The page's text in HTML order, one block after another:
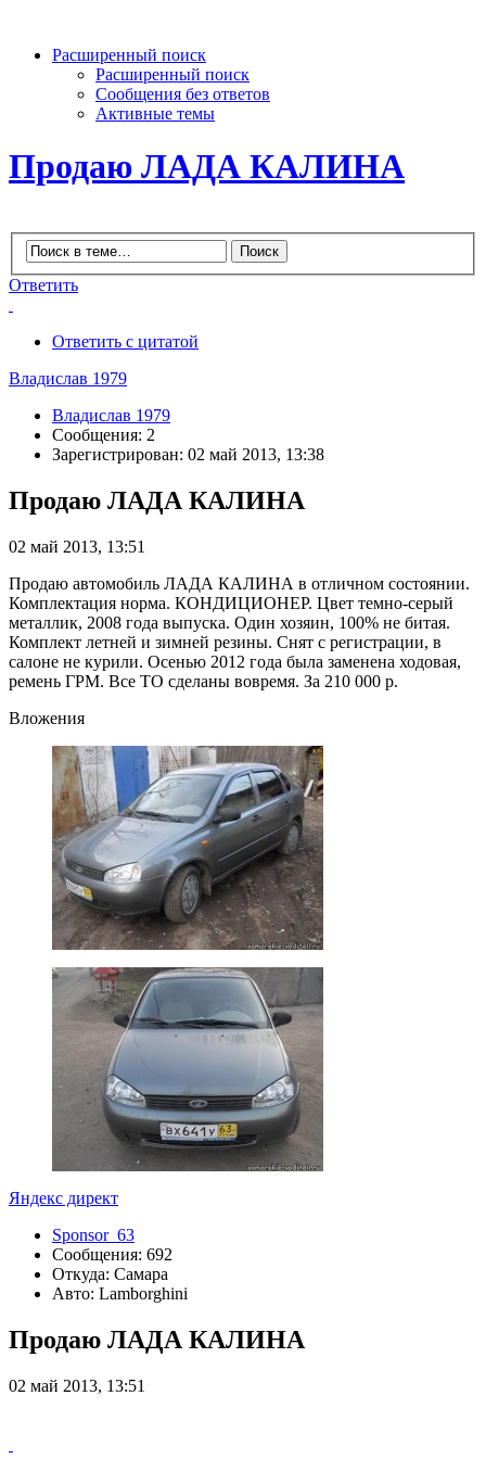
Расширенный поиск
Расширенный поиск
Сообщения без ответов
Активные темы
Продаю ЛАДА КАЛИНА
Ответить
Ответить с цитатой
Владислав 1979
Владислав 1979
Сообщения: 2
Зарегистрирован: 02 май 2013, 13:38
Продаю ЛАДА КАЛИНА
02 май 2013, 13:51
Продаю автомобиль ЛАДА КАЛИНА в отличном состоянии.
Комплектация норма. КОНДИЦИОНЕР. Цвет темно-серый
металлик, 2008 года выпуска. Один хозяин, 100% не битая.
Комплект летней и зимней резины. Снят с регистрации, в
салоне не курили. Осенью 2012 года была заменена ходовая,
ремень ГРМ. Все ТО сделаны вовремя. За 210 000 р.
Вложения
Яндекс директ
Sponsor_63
Сообщения: 692
Откуда: Самара
Авто: Lamborghini
Продаю ЛАДА КАЛИНА
02 май 2013, 13:51